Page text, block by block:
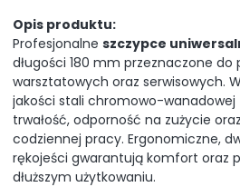
Opis produktu:
Profesjonalne szczypce
długości 180 mm przeznaczone
warsztatowych oraz serwisowych.
jakości stali chromowo-wanadowej
trwałość, odporność na zużycie
codziennej pracy. Ergonomiczne,
rękojeści gwarantują komfort oraz
dłuższym użytkowaniu.